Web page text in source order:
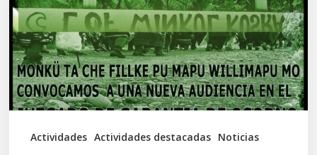
Actividades Actividades destacadas Noticias
a
apoyar
audiencia
en
Juzgado